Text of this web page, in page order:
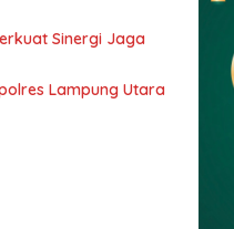
Sinergi Jaga
Lampung Utara